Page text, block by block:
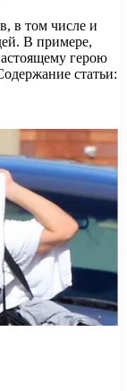
в том числе и
В примере,
герою
статьи: